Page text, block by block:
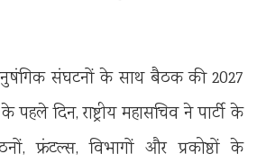
संघटनों के साथ बैठक की 2027
दिन, राष्ट्रीय महासचिव ने पार्टी के
फ्रंटल्स, विभागों और प्रकोष्ठों के